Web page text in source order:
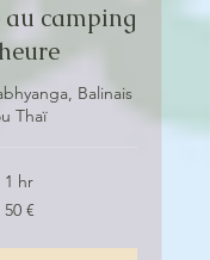
au camping
Balinais
Thaï
1 hr
50 €